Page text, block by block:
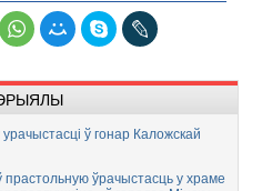
ў гонар Каложскай
прастольную ўрачыстасць у храме